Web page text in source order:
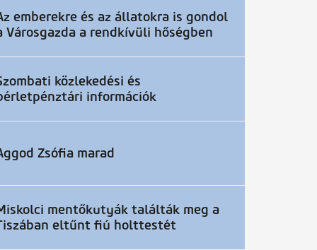
emberekre és az állatokra is gondol
Városgazda a rendkívüli hőségben
közlekedési és
információk
Zsófia marad
mentőkutyák találták meg a
eltűnt fiú holttestét